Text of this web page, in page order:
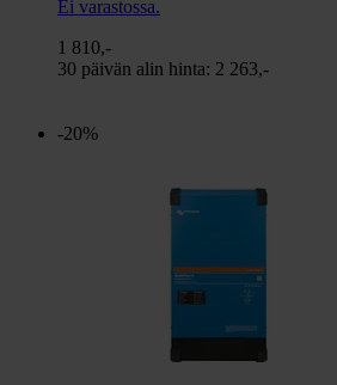
Ei varastossa.
1 810,-
30 päivän alin hinta: 2 263,-
-20%